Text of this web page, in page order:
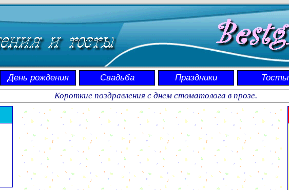
День рождения Свадьба Праздники Тосты
Короткие поздравления с днем стоматолога в прозе.